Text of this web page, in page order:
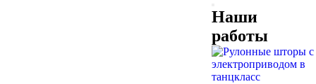
Наши
работы